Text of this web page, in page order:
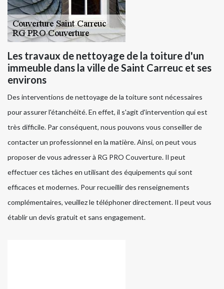
Les travaux de nettoyage de la toiture d'un
immeuble dans la ville de Saint Carreuc et ses
environs
Des interventions de nettoyage de la toiture sont nécessaires
pour assurer l'étanchéité. En effet, il s'agit d'intervention qui est
très difficile. Par conséquent, nous pouvons vous conseiller de
contacter un professionnel en la matière. Ainsi, on peut vous
proposer de vous adresser à RG PRO Couverture. Il peut
effectuer ces tâches en utilisant des équipements qui sont
efficaces et modernes. Pour recueillir des renseignements
complémentaires, veuillez le téléphoner directement. Il peut vous
établir un devis gratuit et sans engagement.